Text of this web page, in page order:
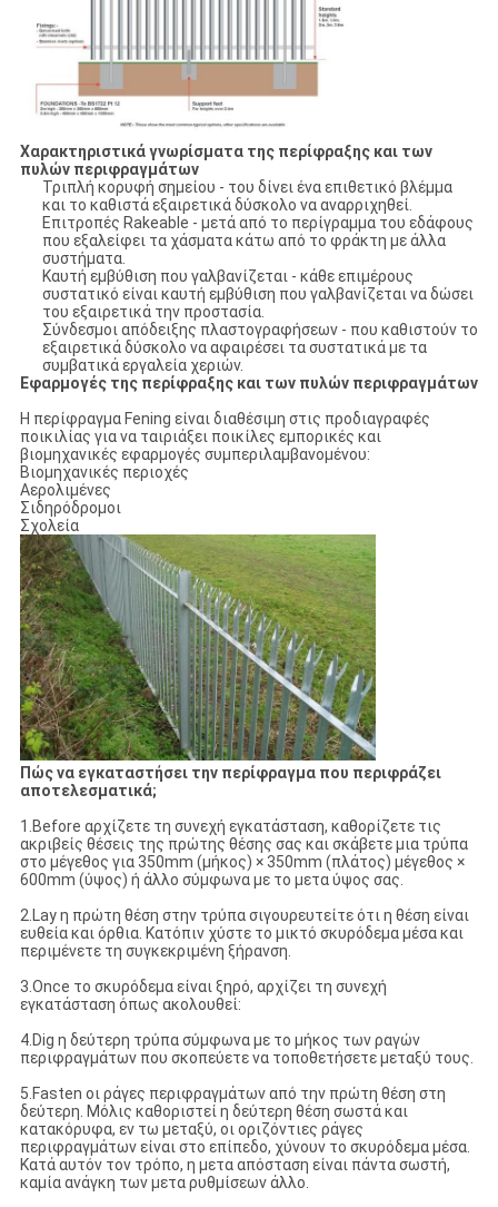
Χαρακτηριστικά γνωρίσματα της περίφραξης και των
πυλών περιφραγμάτων
Τριπλή κορυφή σημείου - του δίνει ένα επιθετικό βλέμμα
και το καθιστά εξαιρετικά δύσκολο να αναρριχηθεί.
Επιτροπές Rakeable - μετά από το περίγραμμα του εδάφους
που εξαλείφει τα χάσματα κάτω από το φράκτη με άλλα
συστήματα.
Καυτή εμβύθιση που γαλβανίζεται - κάθε επιμέρους
συστατικό είναι καυτή εμβύθιση που γαλβανίζεται να δώσει
του εξαιρετικά την προστασία.
Σύνδεσμοι απόδειξης πλαστογραφήσεων - που καθιστούν το
εξαιρετικά δύσκολο να αφαιρέσει τα συστατικά με τα
συμβατικά εργαλεία χεριών.
Εφαρμογές της περίφραξης και των πυλών περιφραγμάτων
Η περίφραγμα Fening είναι διαθέσιμη στις προδιαγραφές
ποικιλίας για να ταιριάξει ποικίλες εμπορικές και
βιομηχανικές εφαρμογές συμπεριλαμβανομένου:
Βιομηχανικές περιοχές
Αερολιμένες
Σιδηρόδρομοι
Σχολεία
Πώς να εγκαταστήσει την περίφραγμα που περιφράζει
αποτελεσματικά;
1.Before αρχίζετε τη συνεχή εγκατάσταση, καθορίζετε τις
ακριβείς θέσεις της πρώτης θέσης σας και σκάβετε μια τρύπα
στο μέγεθος για 350mm (μήκος) × 350mm (πλάτος) μέγεθος ×
600mm (ύψος) ή άλλο σύμφωνα με το μετα ύψος σας.
2.Lay η πρώτη θέση στην τρύπα σιγουρευτείτε ότι η θέση είναι
ευθεία και όρθια. Κατόπιν χύστε το μικτό σκυρόδεμα μέσα και
περιμένετε τη συγκεκριμένη ξήρανση.
3.Once το σκυρόδεμα είναι ξηρό, αρχίζει τη συνεχή
εγκατάσταση όπως ακολουθεί:
4.Dig η δεύτερη τρύπα σύμφωνα με το μήκος των ραγών
περιφραγμάτων που σκοπεύετε να τοποθετήσετε μεταξύ τους.
5.Fasten οι ράγες περιφραγμάτων από την πρώτη θέση στη
δεύτερη. Μόλις καθοριστεί η δεύτερη θέση σωστά και
κατακόρυφα, εν τω μεταξύ, οι οριζόντιες ράγες
περιφραγμάτων είναι στο επίπεδο, χύνουν το σκυρόδεμα μέσα.
Κατά αυτόν τον τρόπο, η μετα απόσταση είναι πάντα σωστή,
καμία ανάγκη των μετα ρυθμίσεων άλλο.